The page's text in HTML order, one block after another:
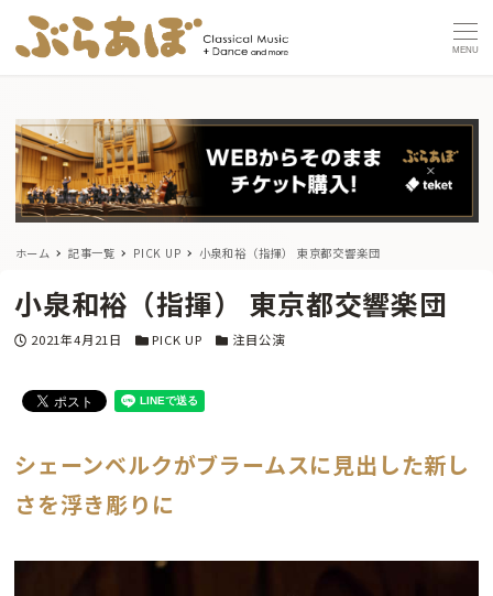
MENU
ホーム 記事一覧 PICK UP 小泉和裕（指揮） 東京都交響楽団
小泉和裕（指揮） 東京都交響楽団
投稿日
2021年4月21日 カテゴリー
PICK UP カテゴリー
注目公演
シェーンベルクがブラームスに見出した新し
さを浮き彫りに